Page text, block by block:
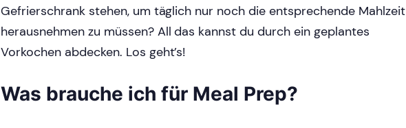
Gefrierschrank stehen, um täglich nur noch die entsprechende Mahlzeit
herausnehmen zu müssen? All das kannst du durch ein geplantes
Vorkochen abdecken. Los geht’s!
Was brauche ich für Meal Prep?